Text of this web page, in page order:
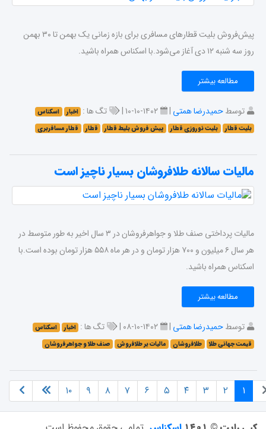
پیش‌فروش بلیت قطارهای مسافری برای بازه زمانی یک بهمن تا ۳۰ بهمن
روز سه شنبه ۱۲ دی آغاز می‌شود.با اسکناس همراه باشید.
مطالعه بیشتر
توسطحمیدرضا همتی | ۱۴۰۲-۱۰-۱۰ | تگ ها : اخبار
اسکناس
بلیت قطار
بلیت نوروزی قطار پیش فروش بلیط قطار قطار قطار مسافربری
مالیات سالانه طلافروشان بسیار ناچیز است
مالیات پرداختی صنف طلا و جواهرفروشان در ۳ سال اخیر به طور متوسط در
هر سال ۶ میلیون و ۷۰۰ هزار تومان و در هر ماه ۵۵۸ هزار تومان بوده است.با
اسکناس همراه باشید.
مطالعه بیشتر
توسطحمیدرضا همتی | ۱۴۰۲-۱۰-۰۸ | تگ ها : اخبار
اسکناس
قیمت جهانی طلا
طلافروشان مالیات بر طلافروش صنف طلا و جواهرفروشان
۱ ۲ ۳ ۴ ۵ ۶ ۷ ۸ ۹ ۱۰